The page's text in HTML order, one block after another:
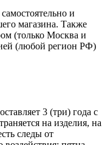
и
магазина. Также
(только Москва и
(любой регион РФ)
3 (три) года с
на изделия, на
следы от